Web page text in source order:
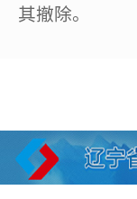
其撤除。